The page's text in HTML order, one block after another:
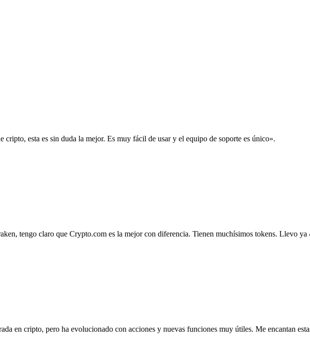
cripto, esta es sin duda la mejor. Es muy fácil de usar y el equipo de soporte es único».
tengo claro que Crypto.com es la mejor con diferencia. Tienen muchísimos tokens. Llevo
en cripto, pero ha evolucionado con acciones y nuevas funciones muy útiles. Me encantan